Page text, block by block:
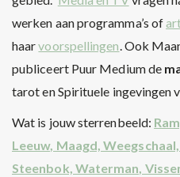
werken aan programma’s of
haarvoorspellingen. Ook
publiceert Puur Medium de
tarot en Spirituele ingevingen
Wat is jouw sterrenbeeld:
Leeuw, Maagd,
Steenbok, Waterman,